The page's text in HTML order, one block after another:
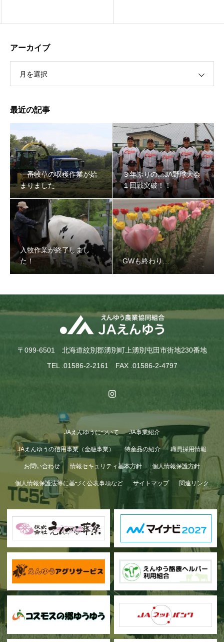
アーカイブ
月を選択
最近の記事
一番牧草の収穫作業が始
まりました
３年ぶりの…JA野球大会
１回戦突破！！
入牧作業が終了しまし
た！
GWも終わり…
〒099-6501 北海道紋別郡湧別町上湧別屯田市街地230番地
TEL .01586-2-2161 FAX .01586-2-4797
JAえんゆうについて JA事業紹介
JAえんゆうの信用事業（金融事業） 特産品の紹介 職員採用情報
お問い合わせ 情報セキュリティ基本方針 個人情報保護方針
個人情報保護法等に基づく公表事項など サイトマップ 関連リンク